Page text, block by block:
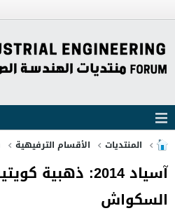
المنتديات الأقسام الترفيهية
آسياد 2014: ذهبية
السكواش